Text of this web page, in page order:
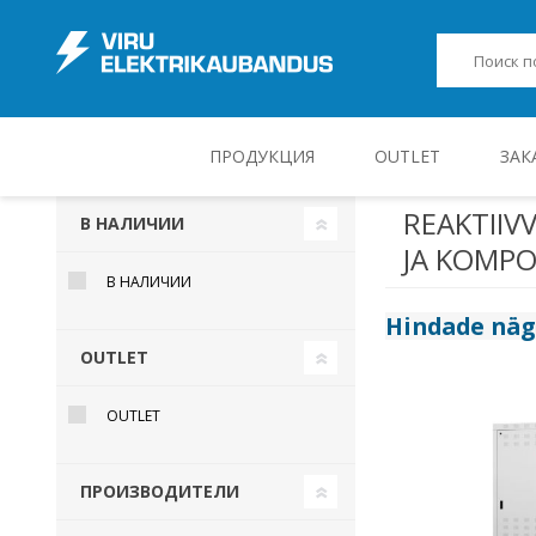
ПРОДУКЦИЯ
JUHT-, KONTROLL- JA MÕÕTESEADMED
OUTLET
JA
Hindade
В НАЛИЧИИ
В НАЛИЧИИ
OUTLET
OUTLET
ПРОИЗВОДИТЕЛИ